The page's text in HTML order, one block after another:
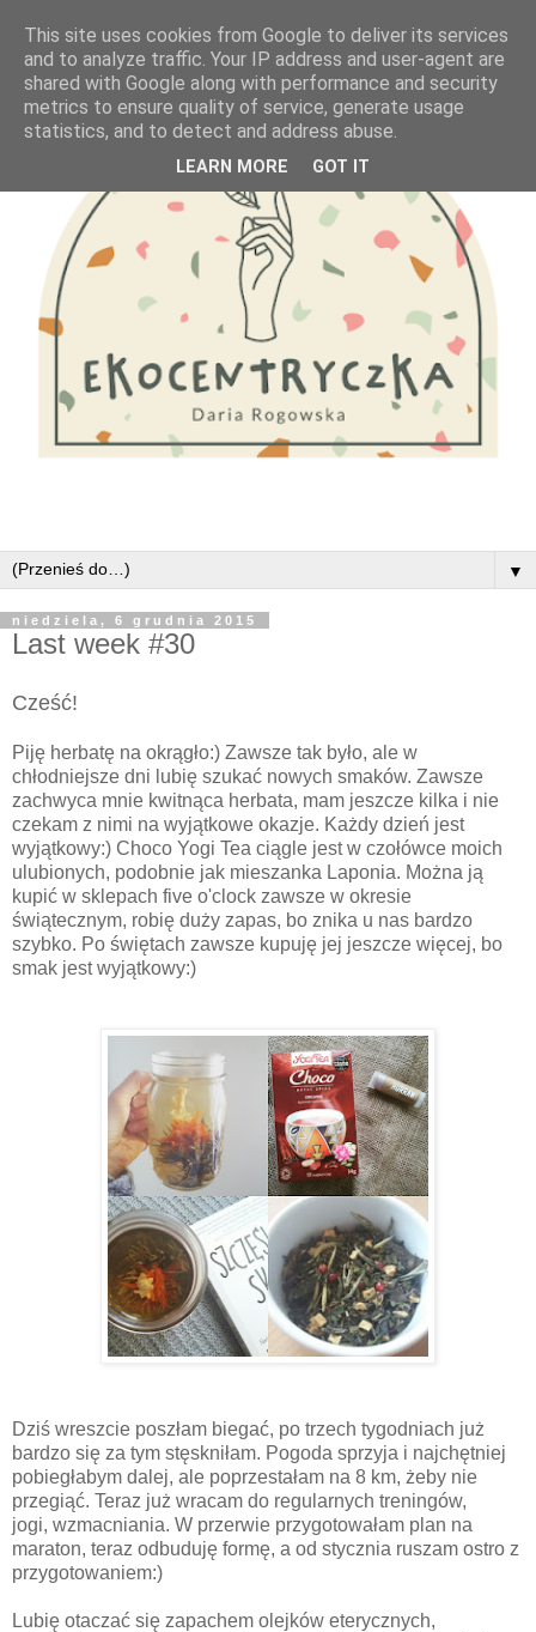
▼
niedziela, 6 grudnia 2015
Last week #30
Cześć!
Piję herbatę na okrągło:) Zawsze tak było, ale w
chłodniejsze dni lubię szukać nowych smaków. Zawsze
zachwyca mnie kwitnąca herbata, mam jeszcze kilka i nie
czekam z nimi na wyjątkowe okazje. Każdy dzień jest
wyjątkowy:) Choco Yogi Tea ciągle jest w czołówce moich
ulubionych, podobnie jak mieszanka Laponia. Można ją
kupić w sklepach five o'clock zawsze w okresie
świątecznym, robię duży zapas, bo znika u nas bardzo
szybko. Po świętach zawsze kupuję jej jeszcze więcej, bo
smak jest wyjątkowy:)
Dziś wreszcie poszłam biegać, po trzech tygodniach już
bardzo się za tym stęskniłam. Pogoda sprzyja i najchętniej
pobiegłabym dalej, ale poprzestałam na 8 km, żeby nie
przegiąć. Teraz już wracam do regularnych treningów,
jogi, wzmacniania. W przerwie przygotowałam plan na
maraton, teraz odbuduję formę, a od stycznia ruszam ostro z
przygotowaniem:)
Lubię otaczać się zapachem olejków eterycznych,
This site uses cookies from Google to deliver its services
and to analyze traffic. Your IP address and user-agent are
shared with Google along with performance and security
metrics to ensure quality of service, generate usage
statistics, and to detect and address abuse.
LEARN MORE GOT IT